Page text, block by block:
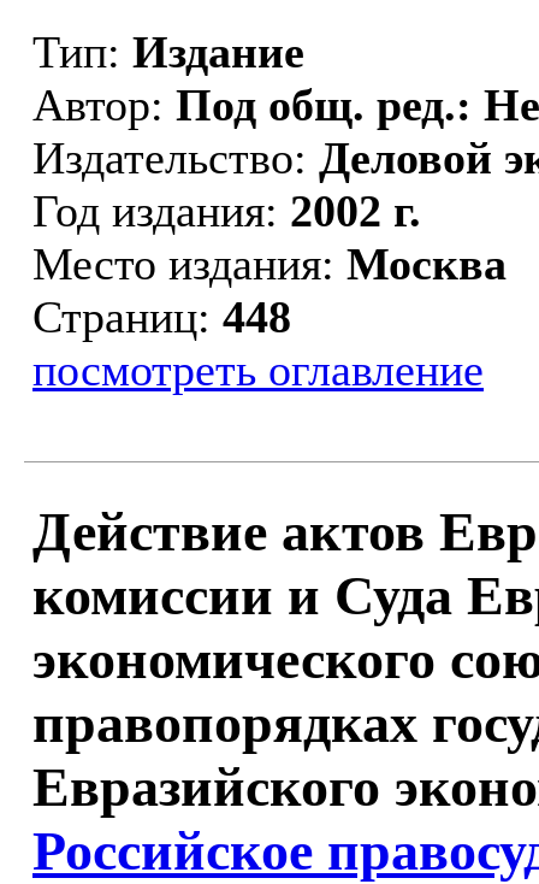
Тип: Издание
Автор: Под общ. ред.:
Издательство: Деловой
Год издания: 2002 г.
Место издания: Москва
Страниц: 448
посмотреть оглавление
Действие актов
комиссии и Суда
экономического
правопорядках
Евразийского
Российское